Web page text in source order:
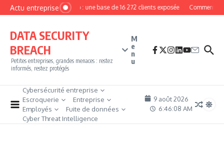
Aller au contenu
Actu entrepriseMyPhoto : une base de 16 272 clients exposée Comment
DATA SECURITY
BREACH
Petites entreprises, grandes menaces : restez
informés, restez protégés
M
e
n
u
Cybersécurité entreprise
Escroquerie
Entreprise
Employés
Fuite de données
Cyber Threat Intelligence
9 août 2026
6:46:09 AM